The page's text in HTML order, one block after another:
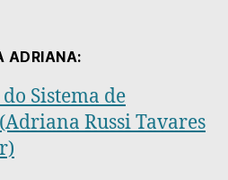
ADRIANA:
Sistema de
Russi Tavares